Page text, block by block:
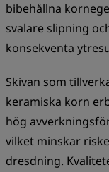
bibehållna
svalare slipning
konsekventa
Skivan som
keramiska korn
hög
vilket minskar
dresdning.